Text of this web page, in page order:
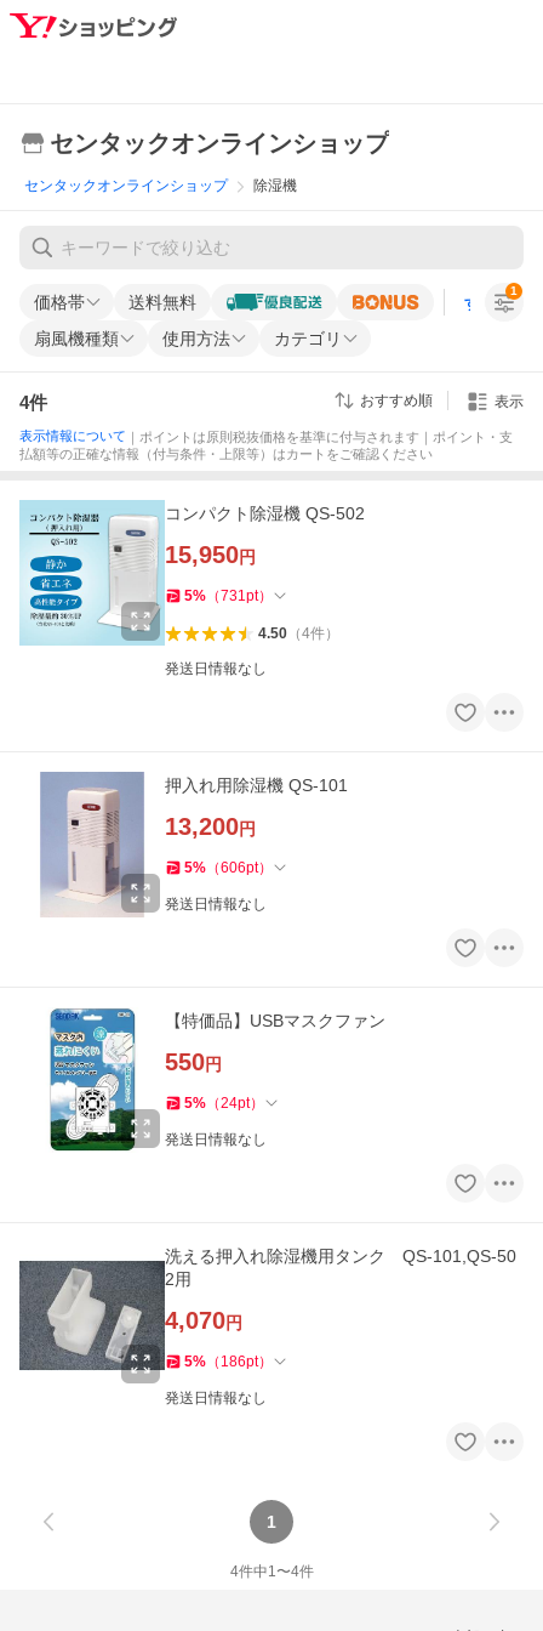
センタックオンラインショップ
センタックオンラインショップ 除湿機
価格帯 送料無料 すべての条
扇風機種類 使用方法 カテゴリ
1
4件 おすすめ順 表示
表示情報について ｜ポイントは原則税抜価格を基準に付与されます｜ポイント・支
払額等の正確な情報（付与条件・上限等）はカートをご確認ください
コンパクト除湿機 QS-502
15,950円
5% （731pt）
4.50（4件）
発送日情報なし
押入れ用除湿機 QS-101
13,200円
5% （606pt）
発送日情報なし
【特価品】USBマスクファン
550円
5% （24pt）
発送日情報なし
洗える押入れ除湿機用タンク QS-101,QS-50
2用
4,070円
5% （ 186pt）
発送日情報なし
1
4件中1〜4件